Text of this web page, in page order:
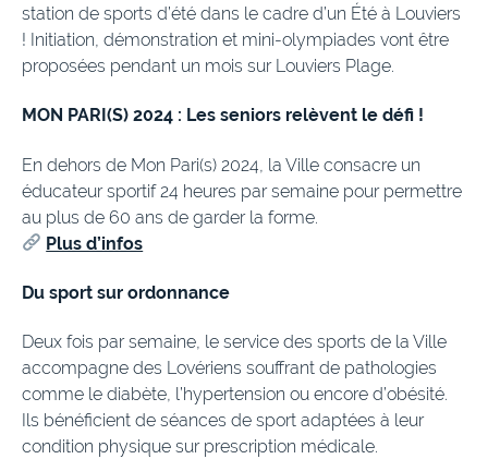
station de sports d’été dans le cadre d’un Été à Louviers
! Initiation, démonstration et mini-olympiades vont être
proposées pendant un mois sur Louviers Plage.
MON PARI(S) 2024 : Les seniors relèvent le défi !
En dehors de Mon Pari(s) 2024, la Ville consacre un
éducateur sportif 24 heures par semaine pour permettre
au plus de 60 ans de garder la forme.
Plus d’infos
Du sport sur ordonnance
Deux fois par semaine, le service des sports de la Ville
accompagne des Lovériens souffrant de pathologies
comme le diabète, l’hypertension ou encore d’obésité.
Ils bénéficient de séances de sport adaptées à leur
condition physique sur prescription médicale.